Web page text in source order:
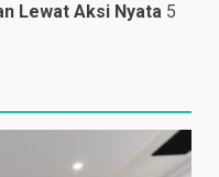
Lewat Aksi Nyata 5